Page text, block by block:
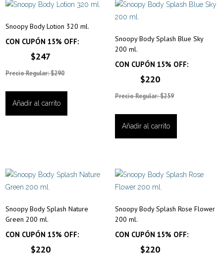
Snoopy Body Lotion 320 ml.
CON CUPÓN 15% OFF:
$247
Precio Regular: $290
Añadir al carrito
Snoopy Body Splash Blue Sky
200 ml.
CON CUPÓN 15% OFF:
$220
Precio Regular: $259
Añadir al carrito
Snoopy Body Splash Nature
Green 200 ml.
CON CUPÓN 15% OFF:
$220
Snoopy Body Splash Rose Flower
200 ml.
CON CUPÓN 15% OFF:
$220